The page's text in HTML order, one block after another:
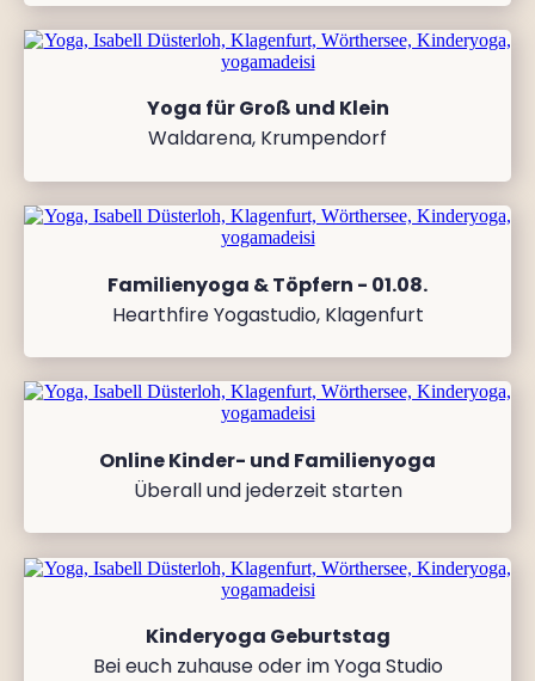
Yoga für Groß und Klein
Waldarena, Krumpendorf
Familienyoga & Töpfern - 01.08.
Hearthfire Yogastudio, Klagenfurt
Online Kinder- und Familienyoga
Überall und jederzeit starten
Kinderyoga Geburtstag
Bei euch zuhause oder im Yoga Studio